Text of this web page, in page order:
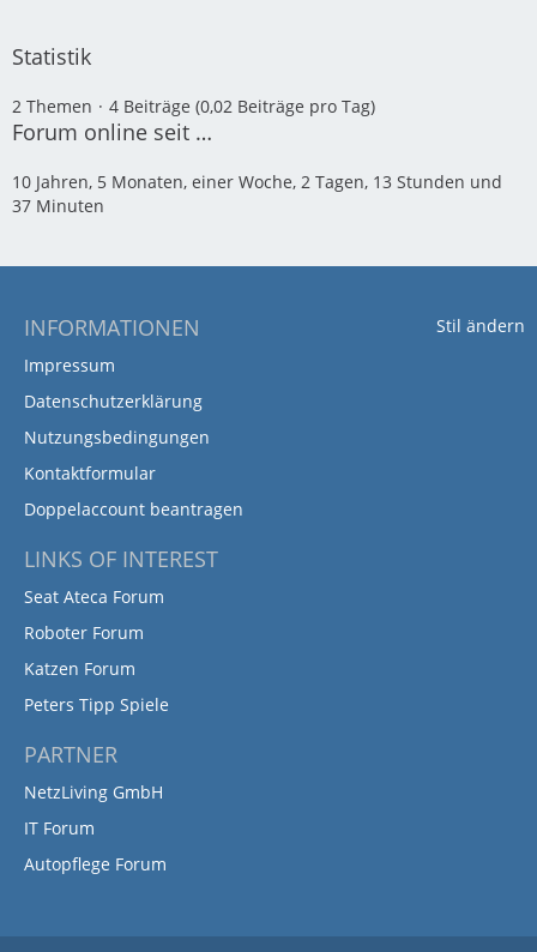
Statistik
2 Themen 4 Beiträge (0,02 Beiträge pro Tag)
Forum online seit …
10 Jahren, 5 Monaten, einer Woche, 2 Tagen, 13 Stunden und
37 Minuten
Stil ändern
INFORMATIONEN
Impressum
Datenschutzerklärung
Nutzungsbedingungen
Kontaktformular
Doppelaccount beantragen
LINKS OF INTEREST
Seat Ateca Forum
Roboter Forum
Katzen Forum
Peters Tipp Spiele
PARTNER
NetzLiving GmbH
IT Forum
Autopflege Forum